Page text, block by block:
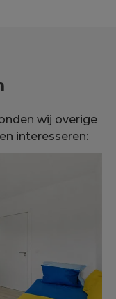
wij overige
interesseren: